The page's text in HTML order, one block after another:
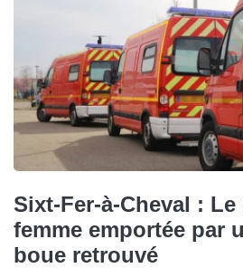
Sixt-Fer-à-Cheval :
femme emportée par
boue retrouvé